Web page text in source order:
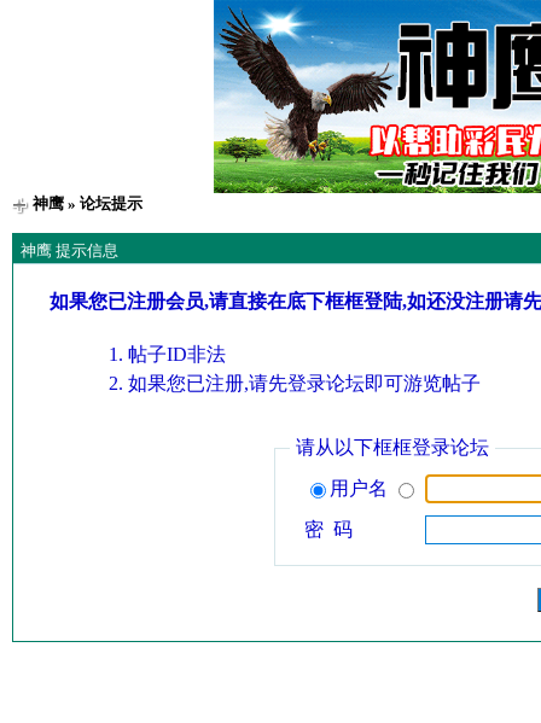
神鹰» 论坛提示
神鹰 提示信息
如果您已注册会员,请直接在底下框框登陆,如还没注册请
帖子ID非法
如果您已注册,请先登录论坛即可游览帖子
请从以下框框登录论坛
用户名
密 码